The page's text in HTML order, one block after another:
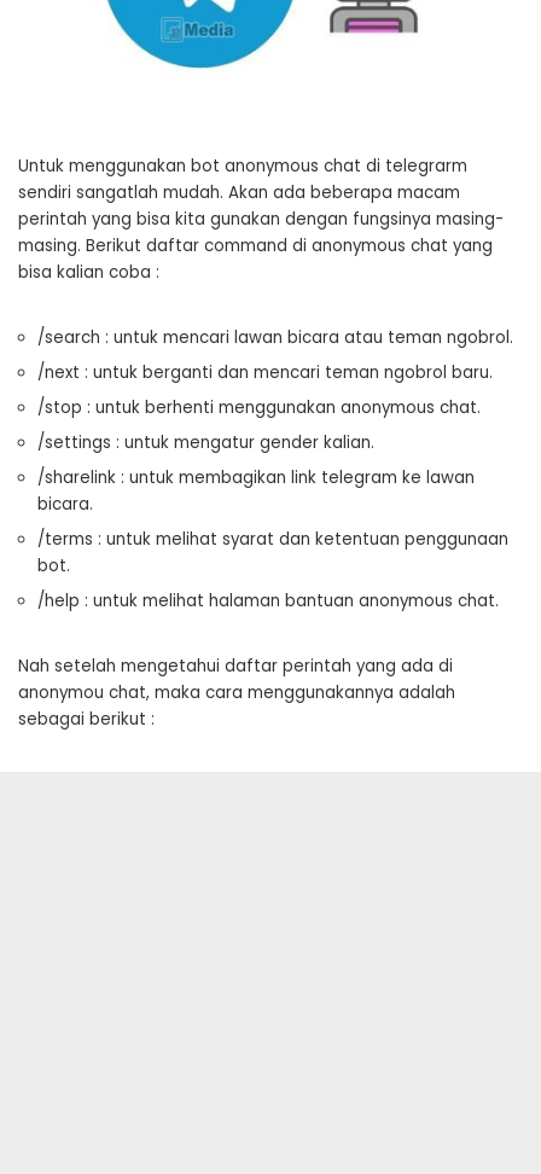
Untuk menggunakan bot anonymous chat di telegrarm
sendiri sangatlah mudah. Akan ada beberapa macam
perintah yang bisa kita gunakan dengan fungsinya masing-
masing. Berikut daftar command di anonymous chat yang
bisa kalian coba :
/search : untuk mencari lawan bicara atau teman ngobrol.
/next : untuk berganti dan mencari teman ngobrol baru.
/stop : untuk berhenti menggunakan anonymous chat.
/settings : untuk mengatur gender kalian.
/sharelink : untuk membagikan link telegram ke lawan
bicara.
/terms : untuk melihat syarat dan ketentuan penggunaan
bot.
/help : untuk melihat halaman bantuan anonymous chat.
Nah setelah mengetahui daftar perintah yang ada di
anonymou chat, maka cara menggunakannya adalah
sebagai berikut :